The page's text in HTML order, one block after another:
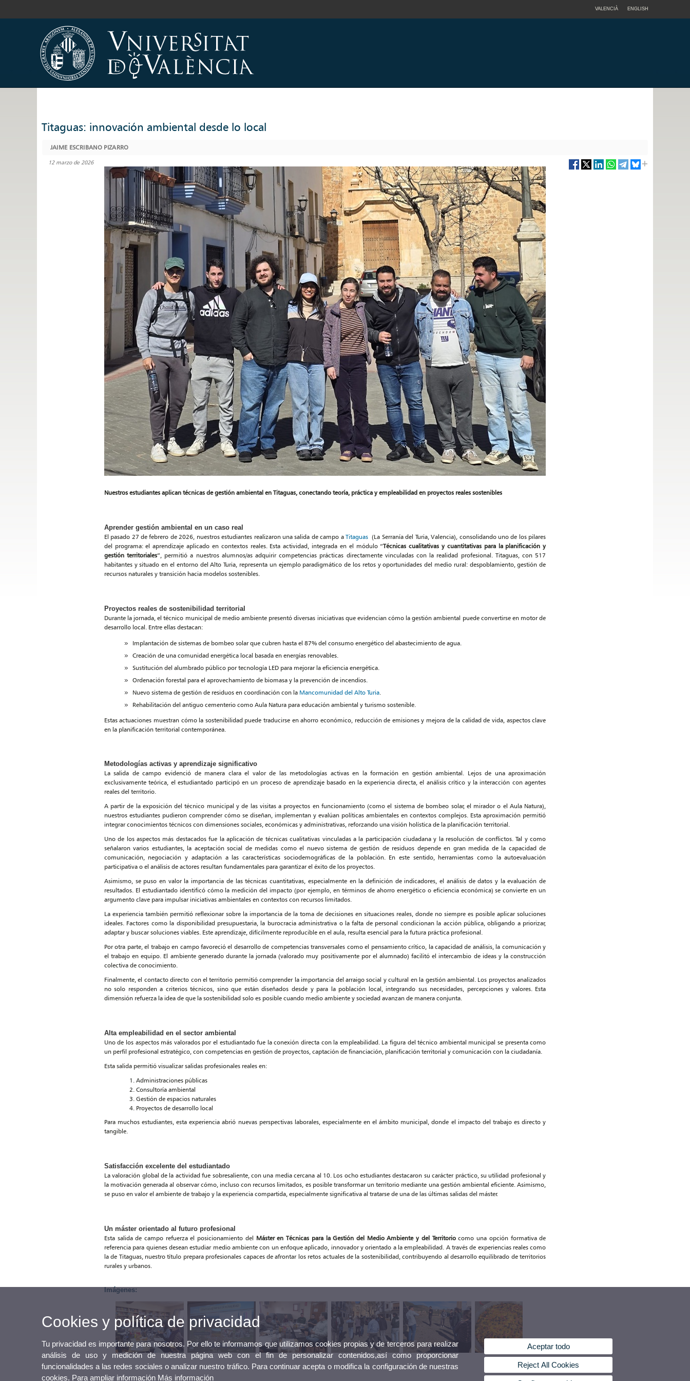
VALENCIÀ ENGLISH
Titaguas: innovación ambiental desde lo local
JAIME ESCRIBANO PIZARRO
12 marzo de 2026
Nuestros estudiantes aplican técnicas de gestión ambiental en Titaguas, conectando teoría, práctica y empleabilidad en proyectos reales sostenibles
Aprender gestión ambiental en un caso real
El pasado 27 de febrero de 2026, nuestros estudiantes realizaron una salida de campo aTitaguas (La Serranía del Turia, Valencia), consolidando uno de los pilares
del programa: el aprendizaje aplicado en contextos reales. Esta actividad, integrada en el módulo “Técnicas cualitativas y cuantitativas para la planificación y
gestión territoriales”, permitió a nuestros alumnos/as adquirir competencias prácticas directamente vinculadas con la realidad profesional. Titaguas, con 517
habitantes y situado en el entorno del Alto Turia, representa un ejemplo paradigmático de los retos y oportunidades del medio rural: despoblamiento, gestión de
recursos naturales y transición hacia modelos sostenibles.
Proyectos reales de sostenibilidad territorial
Durante la jornada, el técnico municipal de medio ambiente presentó diversas iniciativas que evidencian cómo la gestión ambiental puede convertirse en motor de
desarrollo local. Entre ellas destacan:
Implantación de sistemas de bombeo solar que cubren hasta el 87% del consumo energético del abastecimiento de agua.
Creación de una comunidad energética local basada en energías renovables.
Sustitución del alumbrado público por tecnología LED para mejorar la eficiencia energética.
Ordenación forestal para el aprovechamiento de biomasa y la prevención de incendios.
Nuevo sistema de gestión de residuos en coordinación con la Mancomunidad del Alto Turia.
Rehabilitación del antiguo cementerio como Aula Natura para educación ambiental y turismo sostenible.
Estas actuaciones muestran cómo la sostenibilidad puede traducirse en ahorro económico, reducción de emisiones y mejora de la calidad de vida, aspectos clave
en la planificación territorial contemporánea.
Metodologías activas y aprendizaje significativo
La salida de campo evidenció de manera clara el valor de las metodologías activas en la formación en gestión ambiental. Lejos de una aproximación
exclusivamente teórica, el estudiantado participó en un proceso de aprendizaje basado en la experiencia directa, el análisis crítico y la interacción con agentes
reales del territorio.
A partir de la exposición del técnico municipal y de las visitas a proyectos en funcionamiento (como el sistema de bombeo solar, el mirador o el Aula Natura),
nuestros estudiantes pudieron comprender cómo se diseñan, implementan y evalúan políticas ambientales en contextos complejos. Esta aproximación permitió
integrar conocimientos técnicos con dimensiones sociales, económicas y administrativas, reforzando una visión holística de la planificación territorial.
Uno de los aspectos más destacados fue la aplicación de técnicas cualitativas vinculadas a la participación ciudadana y la resolución de conflictos. Tal y como
señalaron varios estudiantes, la aceptación social de medidas como el nuevo sistema de gestión de residuos depende en gran medida de la capacidad de
comunicación, negociación y adaptación a las características sociodemográficas de la población. En este sentido, herramientas como la autoevaluación
participativa o el análisis de actores resultan fundamentales para garantizar el éxito de los proyectos.
Asimismo, se puso en valor la importancia de las técnicas cuantitativas, especialmente en la definición de indicadores, el análisis de datos y la evaluación de
resultados. El estudiantado identificó cómo la medición del impacto (por ejemplo, en términos de ahorro energético o eficiencia económica) se convierte en un
argumento clave para impulsar iniciativas ambientales en contextos con recursos limitados.
La experiencia también permitió reflexionar sobre la importancia de la toma de decisiones en situaciones reales, donde no siempre es posible aplicar soluciones
ideales. Factores como la disponibilidad presupuestaria, la burocracia administrativa o la falta de personal condicionan la acción pública, obligando a priorizar,
adaptar y buscar soluciones viables. Este aprendizaje, difícilmente reproducible en el aula, resulta esencial para la futura práctica profesional.
Por otra parte, el trabajo en campo favoreció el desarrollo de competencias transversales como el pensamiento crítico, la capacidad de análisis, la comunicación y
el trabajo en equipo. El ambiente generado durante la jornada (valorado muy positivamente por el alumnado) facilitó el intercambio de ideas y la construcción
colectiva de conocimiento.
Finalmente, el contacto directo con el territorio permitió comprender la importancia del arraigo social y cultural en la gestión ambiental. Los proyectos analizados
no solo responden a criterios técnicos, sino que están diseñados desde y para la población local, integrando sus necesidades, percepciones y valores. Esta
dimensión refuerza la idea de que la sostenibilidad solo es posible cuando medio ambiente y sociedad avanzan de manera conjunta.
Alta empleabilidad en el sector ambiental
Uno de los aspectos más valorados por el estudiantado fue la conexión directa con la empleabilidad. La figura del técnico ambiental municipal se presenta como
un perfil profesional estratégico, con competencias en gestión de proyectos, captación de financiación, planificación territorial y comunicación con la ciudadanía.
Esta salida permitió visualizar salidas profesionales reales en:
Administraciones públicas
Consultoría ambiental
Gestión de espacios naturales
Proyectos de desarrollo local
Para muchos estudiantes, esta experiencia abrió nuevas perspectivas laborales, especialmente en el ámbito municipal, donde el impacto del trabajo es directo y
tangible.
Satisfacción excelente del estudiantado
La valoración global de la actividad fue sobresaliente, con una media cercana al 10. Los ocho estudiantes destacaron su carácter práctico, su utilidad profesional y
la motivación generada al observar cómo, incluso con recursos limitados, es posible transformar un territorio mediante una gestión ambiental eficiente. Asimismo,
se puso en valor el ambiente de trabajo y la experiencia compartida, especialmente significativa al tratarse de una de las últimas salidas del máster.
Un máster orientado al futuro profesional
Esta salida de campo refuerza el posicionamiento del Máster en Técnicas para la Gestión del Medio Ambiente y del Territoriocomo una opción formativa de
referencia para quienes desean estudiar medio ambiente con un enfoque aplicado, innovador y orientado a la empleabilidad. A través de experiencias reales como
la de Titaguas, nuestro título prepara profesionales capaces de afrontar los retos actuales de la sostenibilidad, contribuyendo al desarrollo equilibrado de territorios
rurales y urbanos.
Imágenes:
Cookies y política de privacidad
Tu privacidad es importante para nosotros. Por ello te informamos que utilizamos cookies propias y de terceros para realizar
análisis de uso y medición de nuestra página web con el fin de personalizar contenidos,así como proporcionar
funcionalidades a las redes sociales o analizar nuestro tráfico. Para continuar acepta o modifica la configuración de nuestras
cookies. Para ampliar información Más información
Aceptar todo
Reject All Cookies